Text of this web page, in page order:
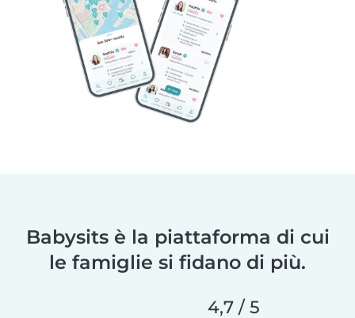
Babysits è la piattaforma di cui
le famiglie si fidano di più.
4,7 / 5